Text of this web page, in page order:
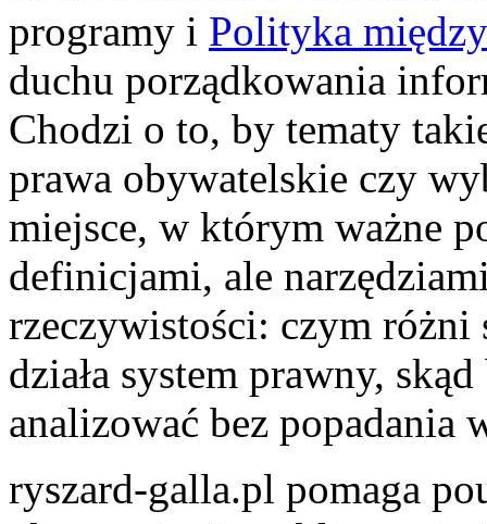
programy i Polityka
duchu porządkowania
Chodzi o to, by tematy
prawa obywatelskie czy
miejsce, w którym ważne
definicjami, ale
rzeczywistości: czym
działa system prawny,
analizować bez popadania
ryszard-galla.pl pomaga